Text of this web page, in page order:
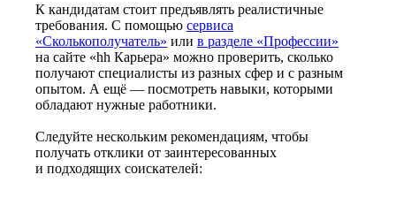
К кандидатам стоит предъявлять реалистичные
требования. С помощью сервиса
«Сколькополучатель» или в разделе «Профессии»
на сайте «hh Карьера» можно проверить, сколько
получают специалисты из разных сфер и с разным
опытом. А ещё — посмотреть навыки, которыми
обладают нужные работники.
Следуйте нескольким рекомендациям, чтобы
получать отклики от заинтересованных
и подходящих соискателей: